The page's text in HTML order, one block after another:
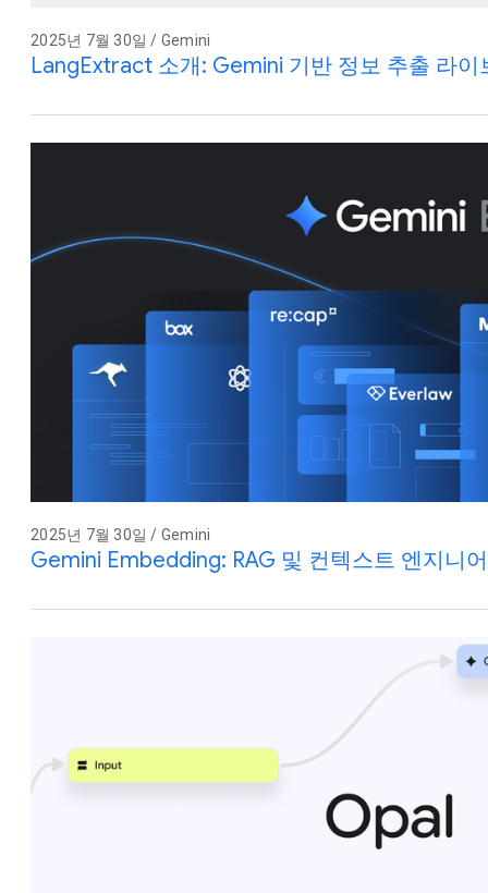
2025년 7월 30일 / Gemini
LangExtract 소개: Gemini 기반 정보 추출 라이
2025년 7월 30일 / Gemini
Gemini Embedding: RAG 및 컨텍스트 엔지니